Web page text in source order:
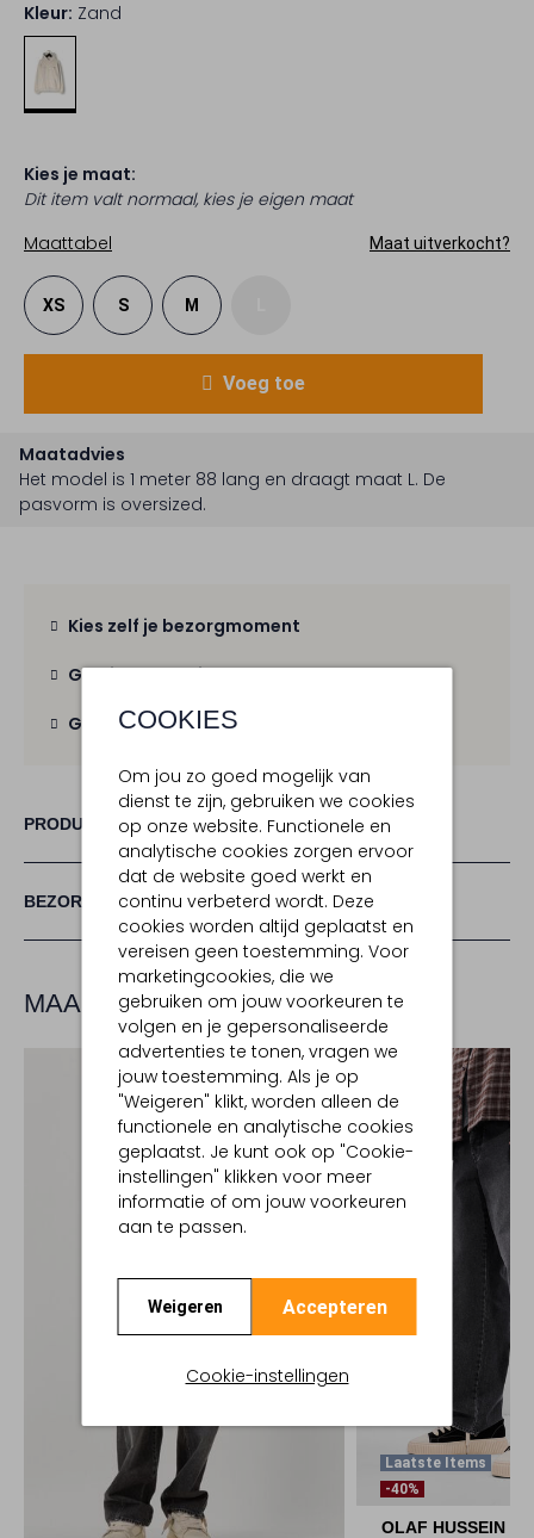
COOKIES
Om jou zo goed mogelijk van
dienst te zijn, gebruiken we cookies
op onze website. Functionele en
analytische cookies zorgen ervoor
dat de website goed werkt en
continu verbeterd wordt. Deze
cookies worden altijd geplaatst en
vereisen geen toestemming. Voor
marketingcookies, die we
gebruiken om jouw voorkeuren te
volgen en je gepersonaliseerde
advertenties te tonen, vragen we
jouw toestemming. Als je op
"Weigeren" klikt, worden alleen de
functionele en analytische cookies
geplaatst. Je kunt ook op "Cookie-
instellingen" klikken voor meer
informatie of om jouw voorkeuren
aan te passen.
Weigeren Accepteren
Cookie-instellingen
Kleur: Zand
Kies je maat:
Dit item valt normaal, kies je eigen maat
Maattabel
Maat uitverkocht?
XS S M
Voeg toe
Maatadvies
Het model is 1 meter 88 lang en draagt maat L. De
pasvorm is oversized.
Kies zelf je bezorgmoment
Gratis verzendingvanaf € 100,-
Gratis retourbinnen 30 dagen
PRODUCT INFORMATIE
BEZORGEN & RETOURNEREN
MAAK JE LOOK COMPLEET
Laatste Items
-40%
OLAF HUSSEIN